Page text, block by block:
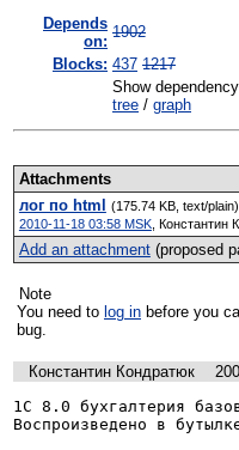
Depends
on:
1902
Blocks: 437 1217
Show dependency
tree / graph
Attachments
лог по html
(175.74 KB, text/plain)
2010-11-18 03:58 MSK, Константин
Add an attachment(proposed
Note
You need to log in
bug.
Константин Кондратюк
1С 8.0 бухгалтерия
Воспроизведено в